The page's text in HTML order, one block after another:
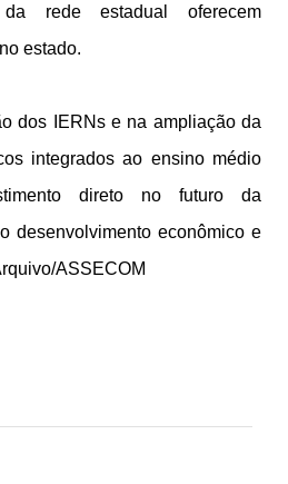
da rede estadual oferecem
estado.
dos IERNs e na ampliação da
integrados ao ensino médio
direto no futuro da
desenvolvimento econômico e
ASSECOM